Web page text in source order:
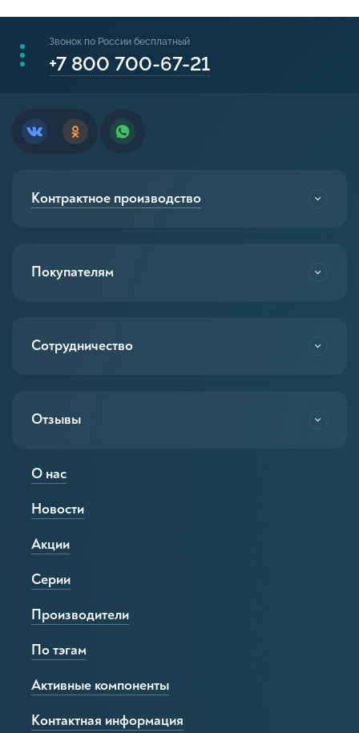
Звонок по России бесплатный
+7 800 700-67-21
Контрактное производство
Покупателям
Сотрудничество
Отзывы
О нас
Новости
Акции
Серии
Производители
По тэгам
Активные компоненты
Контактная информация